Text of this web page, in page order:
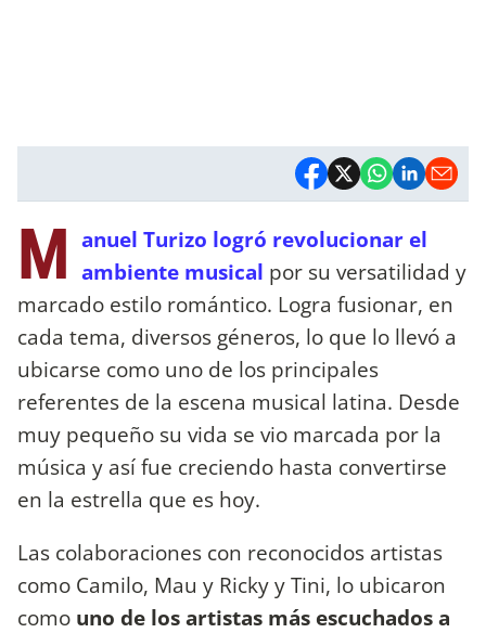
M anuel Turizo logró revolucionar el
ambiente musical por su versatilidad y
marcado estilo romántico. Logra fusionar, en
cada tema, diversos géneros, lo que lo llevó a
ubicarse como uno de los principales
referentes de la escena musical latina. Desde
muy pequeño su vida se vio marcada por la
música y así fue creciendo hasta convertirse
en la estrella que es hoy.
Las colaboraciones con reconocidos artistas
como Camilo, Mau y Ricky y Tini, lo ubicaron
como uno de los artistas más escuchados a